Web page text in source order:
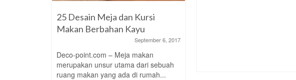
25 Desain Meja dan Kursi
Makan Berbahan Kayu
September 6, 2017
Deco-point.com – Meja makan
merupakan unsur utama dari sebuah
ruang makan yang ada di rumah...